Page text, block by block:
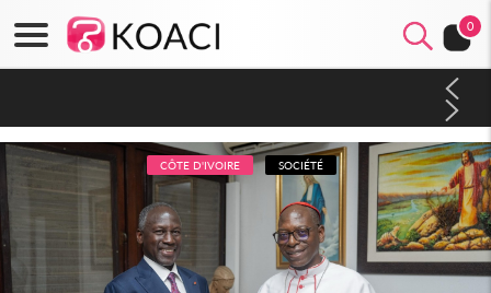
0
arriérés du SMIG 2023
CÔTE D'IVOIRE SOCIÉTÉ